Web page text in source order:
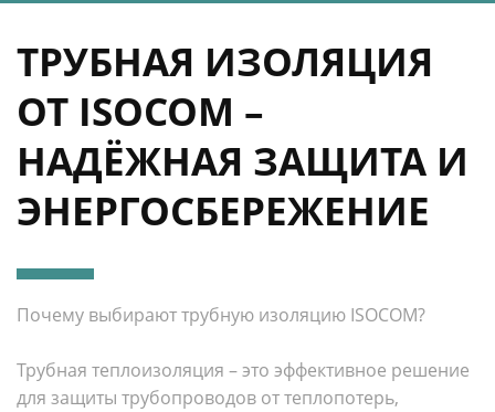
ТРУБНАЯ ИЗОЛЯЦИЯ
ОТ ISOCOM –
НАДЁЖНАЯ ЗАЩИТА И
ЭНЕРГОСБЕРЕЖЕНИЕ
Почему выбирают трубную изоляцию ISOCOM?
Трубная теплоизоляция – это эффективное решение
для защиты трубопроводов от теплопотерь,